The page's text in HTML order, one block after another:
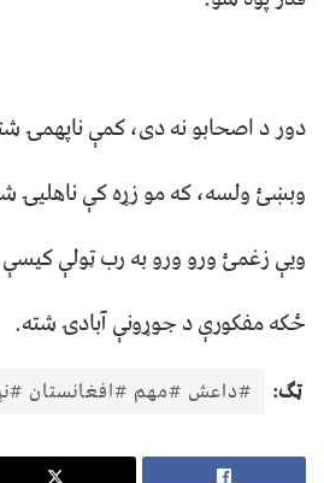
دور د اصحابو نه دی، کمې ناپهمۍ
وبښئ ولسه، که مو زړه کې ناهلیۍ
ويې زغمئ ورو ورو به رب ټولې
ځکه مفکورې د جوړونې آبادۍ شته.
ټګ: #داعش #مهم #افغانستان